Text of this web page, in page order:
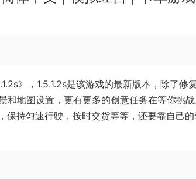
》，1.5.1.2s是该游戏的最新版本，除了修
和地图设置，更有更多的创意任务在等你挑
持匀速行驶，按时交货等等，还要靠自己